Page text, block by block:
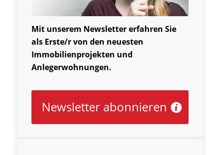
Mit unserem Newsletter erfahren Sie
als Erste/r von den neuesten
Immobilienprojekten und
Anlegerwohnungen.
Newsletter abonnieren